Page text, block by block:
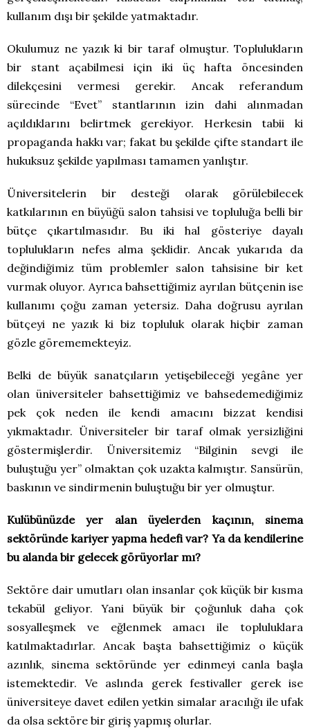
kullanım dışı bir şekilde yatmaktadır.
Okulumuz ne yazık ki bir taraf olmuştur. Toplulukların
bir stant açabilmesi için iki üç hafta öncesinden
dilekçesini vermesi gerekir. Ancak referandum
sürecinde “Evet” stantlarının izin dahi alınmadan
açıldıklarını belirtmek gerekiyor. Herkesin tabii ki
propaganda hakkı var; fakat bu şekilde çifte standart ile
hukuksuz şekilde yapılması tamamen yanlıştır.
Üniversitelerin bir desteği olarak görülebilecek
katkılarının en büyüğü salon tahsisi ve topluluğa belli bir
bütçe çıkartılmasıdır. Bu iki hal gösteriye dayalı
toplulukların nefes alma şeklidir. Ancak yukarıda da
değindiğimiz tüm problemler salon tahsisine bir ket
vurmak oluyor. Ayrıca bahsettiğimiz ayrılan bütçenin ise
kullanımı çoğu zaman yetersiz. Daha doğrusu ayrılan
bütçeyi ne yazık ki biz topluluk olarak hiçbir zaman
gözle görememekteyiz.
Belki de büyük sanatçıların yetişebileceği yegâne yer
olan üniversiteler bahsettiğimiz ve bahsedemediğimiz
pek çok neden ile kendi amacını bizzat kendisi
yıkmaktadır. Üniversiteler bir taraf olmak yersizliğini
göstermişlerdir. Üniversitemiz “Bilginin sevgi ile
buluştuğu yer” olmaktan çok uzakta kalmıştır. Sansürün,
baskının ve sindirmenin buluştuğu bir yer olmuştur.
Kulübünüzde yer alan üyelerden kaçının, sinema
sektöründe kariyer yapma hedefi var? Ya da kendilerine
bu alanda bir gelecek görüyorlar mı?
Sektöre dair umutları olan insanlar çok küçük bir kısma
tekabül geliyor. Yani büyük bir çoğunluk daha çok
sosyalleşmek ve eğlenmek amacı ile topluluklara
katılmaktadırlar. Ancak başta bahsettiğimiz o küçük
azınlık, sinema sektöründe yer edinmeyi canla başla
istemektedir. Ve aslında gerek festivaller gerek ise
üniversiteye davet edilen yetkin simalar aracılığı ile ufak
da olsa sektöre bir giriş yapmış olurlar.